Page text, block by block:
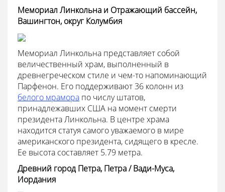
Мемориал Линкольна и Отражающий бассейн,
Вашингтон, округ Колумбия
Мемориал Линкольна представляет собой
величественный храм, выполненный в
древнегреческом стиле и чем-то напоминающий
Парфенон. Его поддерживают 36 колонн из
белого мрамора по числу штатов,
принадлежавших США на момент смерти
президента Линкольна. В центре храма
находится статуя самого уважаемого в мире
американского президента, сидящего в кресле.
Ее высота составляет 5.79 метра.
Древний город Петра, Петра / Вади-Муса,
Иордания